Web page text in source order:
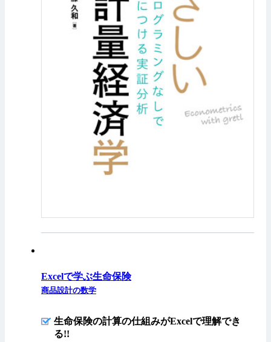
Excelで学ぶ生命保険
商品設計の数学
生命保険の計算の仕組みがExcelで理解でき
る!!